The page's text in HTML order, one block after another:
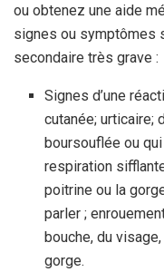
ou obtenez une aide
signes ou symptômes
secondaire très grave :
Signes d’une
cutanée; urticaire;
boursouflée ou
respiration
poitrine ou la
parler ;
bouche, du
gorge.